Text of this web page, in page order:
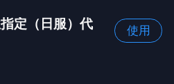
定（日服）代
使用